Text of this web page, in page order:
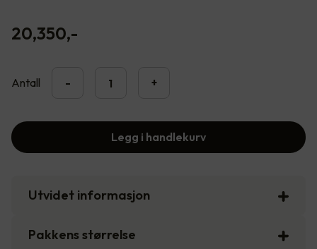
20,350,-
Antall - +
Legg i handlekurv
Utvidet informasjon
Pakkens størrelse